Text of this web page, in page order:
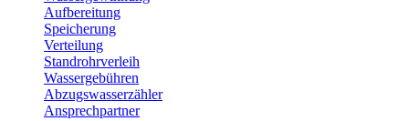
Aufbereitung
Speicherung
Verteilung
Standrohrverleih
Wassergebühren
Abzugswasserzähler
Ansprechpartner